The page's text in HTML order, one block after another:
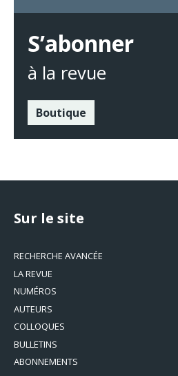
S’abonner
à la revue
Boutique
Sur le site
RECHERCHE AVANCÉE
LA REVUE
NUMÉROS
AUTEURS
COLLOQUES
BULLETINS
ABONNEMENTS